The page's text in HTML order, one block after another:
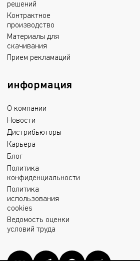
решений
Контрактное
производство
Материалы для
скачивания
Прием рекламаций
информация
О компании
Новости
Дистрибьюторы
Карьера
Блог
Политика
конфиденциальности
Политика
использования
cookies
Ведомость оценки
условий труда